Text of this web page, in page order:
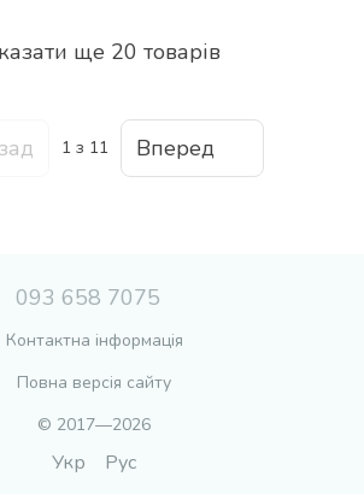
ще 20 товарів
1 з 11 Вперед
093 658 7075
Контактна інформація
Повна версія сайту
© 2017—2026
Укр Рус